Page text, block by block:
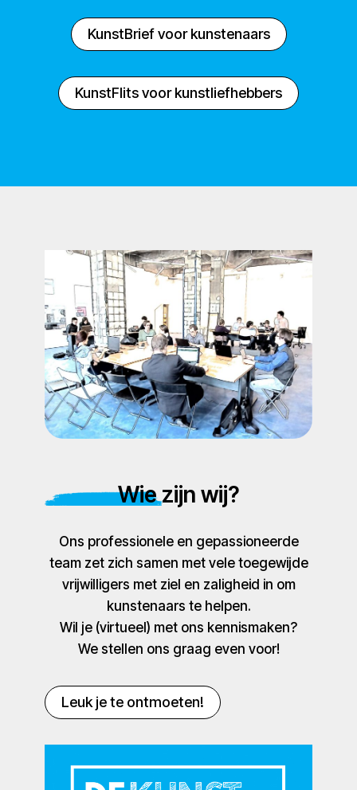
KunstBrief voor kunstenaars
KunstFlits voor kunstliefhebbers
Wie zijn wij?
Ons professionele en gepassioneerde
team zet zich samen met vele toegewijde
vrijwilligers met ziel en zaligheid in om
kunstenaars te helpen.
Wil je (virtueel) met ons kennismaken?
We stellen ons graag even voor!
Leuk je te ontmoeten!